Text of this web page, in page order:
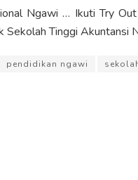
Ngawi … Ikuti Try
Sekolah Tinggi Akuntansi
pendidikan ngawi